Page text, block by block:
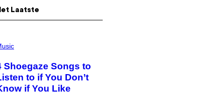
Laatste
Shoegaze Songs to
to if You Don’t
if You Like